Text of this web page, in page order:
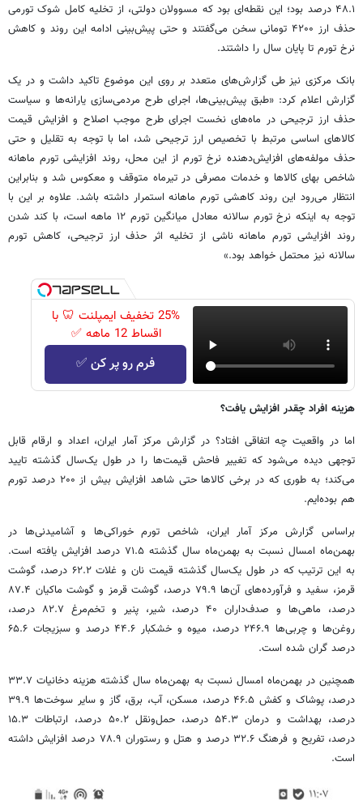
۴۸.۱ درصد بود؛ این نقطه‌ای بود که مسوولان دولتی، از تخلیه کامل شوک تورمی
حذف ارز ۴۲۰۰ تومانی سخن می‌گفتند و حتی پیش‌بینی ادامه این روند و کاهش
نرخ تورم تا پایان سال را داشتند.
بانک مرکزی نیز طی گزارش‌های متعدد بر روی این موضوع تاکید داشت و در یک
گزارش اعلام کرد: «طبق پیش‌بینی‌ها، اجرای طرح مردمی‌سازی یارانه‌ها و سیاست
حذف ارز ترجیحی در ماه‌های نخست اجرای طرح موجب اصلاح و افزایش قیمت
کالاهای اساسی مرتبط با تخصیص ارز ترجیحی شد، اما با توجه به تقلیل و حتی
حذف مولفه‌های افزایش‌دهنده نرخ تورم از این محل، روند افزایشی تورم ماهانه
شاخص بهای کالاها و خدمات مصرفی در تیرماه متوقف و معکوس شد و بنابراین
انتظار می‌رود این روند کاهشی تورم ماهانه استمرار داشته باشد. علاوه بر این با
توجه به اینکه نرخ تورم سالانه معادل میانگین تورم ۱۲ ماهه است، با کند شدن
روند افزایشی تورم ماهانه ناشی از تخلیه اثر حذف ارز ترجیحی، کاهش تورم
سالانه نیز محتمل خواهد بود.»
25% تخفیف ایمپلنت 🦷 با
اقساط 12 ماهه ✅
فرم رو پر کن ✅
هزینه افراد چقدر افزایش یافت؟
اما در واقعیت چه اتفاقی افتاد؟ در گزارش مرکز آمار ایران، اعداد و ارقام قابل
توجهی دیده می‌شود که تغییر فاحش قیمت‌ها را در طول یک‌سال گذشته تایید
می‌کند؛ به طوری که در برخی کالاها حتی شاهد افزایش بیش از ۲۰۰ درصد تورم
هم بوده‌ایم.
براساس گزارش مرکز آمار ایران، شاخص تورم خوراکی‌ها و آشامیدنی‌ها در
بهمن‌ماه امسال نسبت به بهمن‌ماه سال گذشته ۷۱.۵ درصد افزایش یافته است.
به این ترتیب که در طول یک‌سال گذشته قیمت نان و غلات ۶۲.۲ درصد، گوشت
قرمز، سفید و فرآورده‌های آن‌ها ۷۹.۹ درصد، گوشت قرمز و گوشت ماکیان ۸۷.۴
درصد، ماهی‌ها و صدف‌داران ۴۰ درصد، شیر، پنیر و تخم‌مرغ ۸۲.۷ درصد،
روغن‌ها و چربی‌ها ۲۴۶.۹ درصد، میوه و خشکبار ۴۴.۶ درصد و سبزیجات ۶۵.۶
درصد گران شده است.
همچنین در بهمن‌ماه امسال نسبت به بهمن‌ماه سال گذشته هزینه دخانیات ۳۳.۷
درصد، پوشاک و کفش ۴۶.۵ درصد، مسکن، آب، برق، گاز و سایر سوخت‌ها ۳۹.۹
درصد، بهداشت و درمان ۵۴.۳ درصد، حمل‌ونقل ۵۰.۲ درصد، ارتباطات ۱۵.۳
درصد، تفریح و فرهنگ ۳۲.۶ درصد و هتل و رستوران ۷۸.۹ درصد افزایش داشته
است.